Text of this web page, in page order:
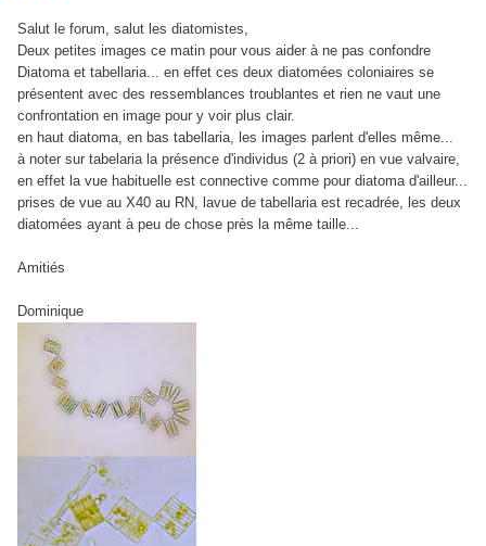
Salut le forum, salut les diatomistes,
Deux petites images ce matin pour vous aider à ne pas confondre
Diatoma et tabellaria... en effet ces deux diatomées coloniaires se
présentent avec des ressemblances troublantes et rien ne vaut une
confrontation en image pour y voir plus clair.
en haut diatoma, en bas tabellaria, les images parlent d'elles même...
à noter sur tabelaria la présence d'individus (2 à priori) en vue valvaire,
en effet la vue habituelle est connective comme pour diatoma d'ailleur...
prises de vue au X40 au RN, lavue de tabellaria est recadrée, les deux
diatomées ayant à peu de chose près la même taille...
Amitiés
Dominique